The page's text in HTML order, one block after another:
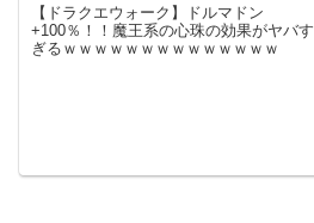
【ドラクエウォーク】ドルマドン
+100％！！魔王系の心珠の効果がヤバす
ぎるｗｗｗｗｗｗｗｗｗｗｗｗｗｗ